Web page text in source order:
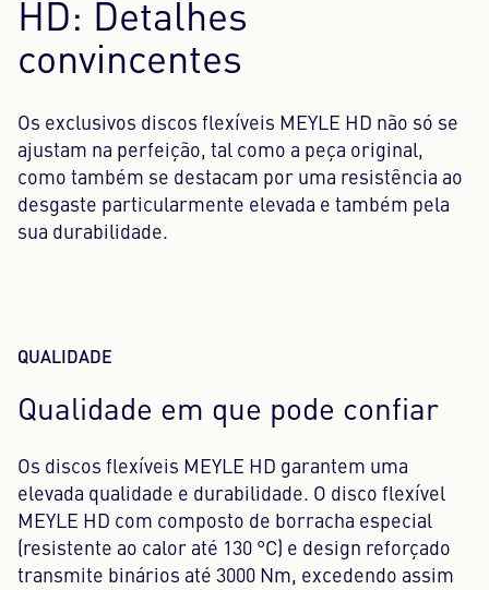
HD: Detalhes
convincentes
Os exclusivos discos flexíveis MEYLE HD não só se
ajustam na perfeição, tal como a peça original,
como também se destacam por uma resistência ao
desgaste particularmente elevada e também pela
sua durabilidade.
QUALIDADE
Qualidade em que pode confiar
Os discos flexíveis MEYLE HD garantem uma
elevada qualidade e durabilidade. O disco flexível
MEYLE HD com composto de borracha especial
(resistente ao calor até 130 °C) e design reforçado
transmite binários até 3000 Nm, excedendo assim